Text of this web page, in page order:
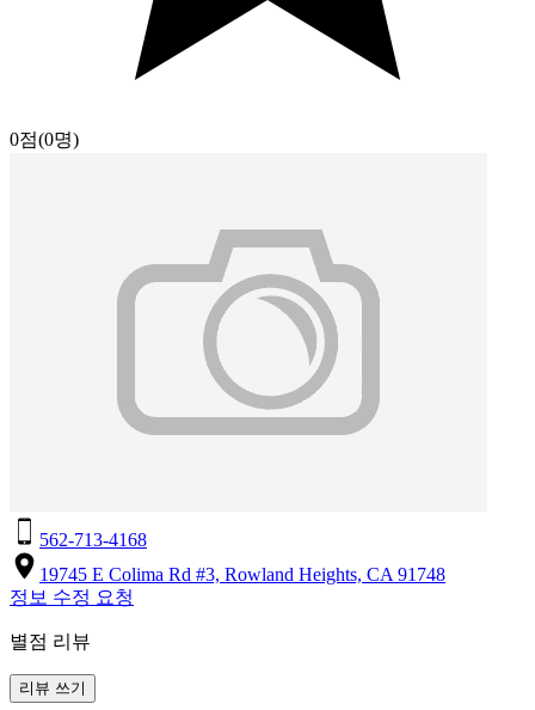
0점(0명)
562-713-4168
19745 E Colima Rd #3, Rowland Heights, CA 91748
정보 수정 요청
별점 리뷰
리뷰 쓰기